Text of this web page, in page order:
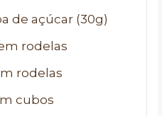
de açúcar (30g)
rodelas
rodelas
cubos